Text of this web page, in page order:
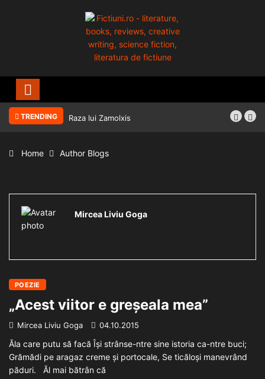
TRENDING Raza lui Zamolxis
Home Author Blogs
Mircea Liviu Goga
POEZIE
„Acest viitor e greșeala mea”
Mircea Liviu Goga 04.10.2015
Ăla care putu să facă Își strânse-ntre sine istoria ca-ntre buci;
Grămădi pe aragaz creme și portocale, Se ticăloși manevrând
păduri. Ăl mai bătrân că